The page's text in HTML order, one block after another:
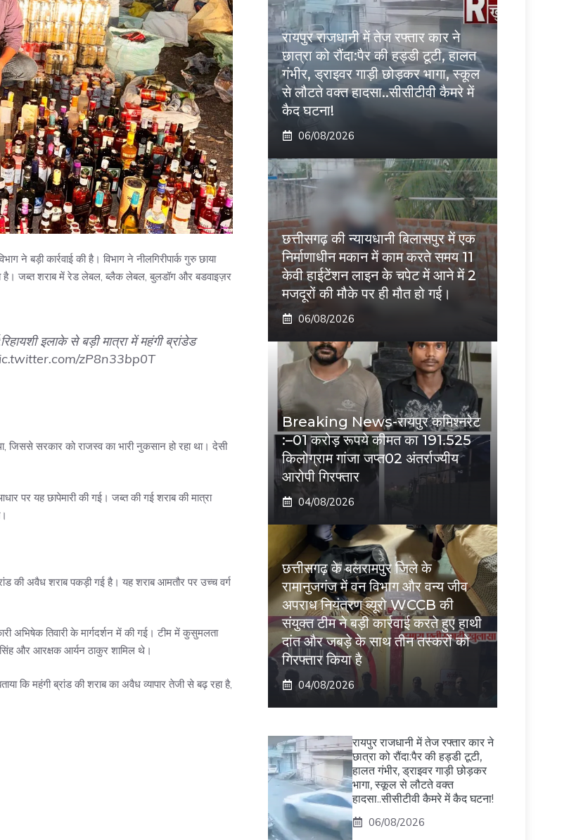
बड़ी कार्रवाई की है। विभाग ने नीलगिरीपार्क गुरु छाया
है। जब्त शराब में रेड लेबल, ब्लैक लेबल, बुलडॉग और बडवाइज़र
इलाके से बड़ी मात्रा में महंगी ब्रांडेड
zP8n33bp0T
जिससे सरकार को राजस्व का भारी नुकसान हो रहा था। देसी
पर यह छापेमारी की गई। जब्त की गई शराब की मात्रा
की अवैध शराब पकड़ी गई है। यह शराब आमतौर पर उच्च वर्ग
अभिषेक तिवारी के मार्गदर्शन में की गई। टीम में कुसुमलता
और आरक्षक आर्यन ठाकुर शामिल थे।
कि महंगी ब्रांड की शराब का अवैध व्यापार तेजी से बढ़ रहा है,
रायपुर राजधानी में तेज रफ्तार कार ने
छात्रा को रौंदा:पैर की हड्डी टूटी, हालत
गंभीर, ड्राइवर गाड़ी छोड़कर भागा, स्कूल
से लौटते वक्त हादसा..सीसीटीवी कैमरे में
कैद घटना!
06/08/2026
छत्तीसगढ़ की न्यायधानी बिलासपुर में एक
निर्माणाधीन मकान में काम करते समय 11
केवी हाईटेंशन लाइन के चपेट में आने में 2
मजदूरों की मौके पर ही मौत हो गई।
06/08/2026
Breaking News-रायपुर कमिश्नरेट
:–01 करोड़ रूपये कीमत का 191.525
किलोग्राम गांजा जप्त02 अंतर्राज्यीय
आरोपी गिरफ्तार
04/08/2026
छत्तीसगढ़ के बलरामपुर जिले के
रामानुजगंज में वन विभाग और वन्य जीव
अपराध नियंत्रण ब्यूरो WCCB की
संयुक्त टीम ने बड़ी कार्रवाई करते हुए हाथी
दांत और जबड़े के साथ तीन तस्करों को
गिरफ्तार किया है
04/08/2026
रायपुर राजधानी में तेज रफ्तार कार ने
छात्रा को रौंदा:पैर की हड्डी टूटी,
हालत गंभीर, ड्राइवर गाड़ी छोड़कर
भागा, स्कूल से लौटते वक्त
हादसा..सीसीटीवी कैमरे में कैद घटना!
06/08/2026